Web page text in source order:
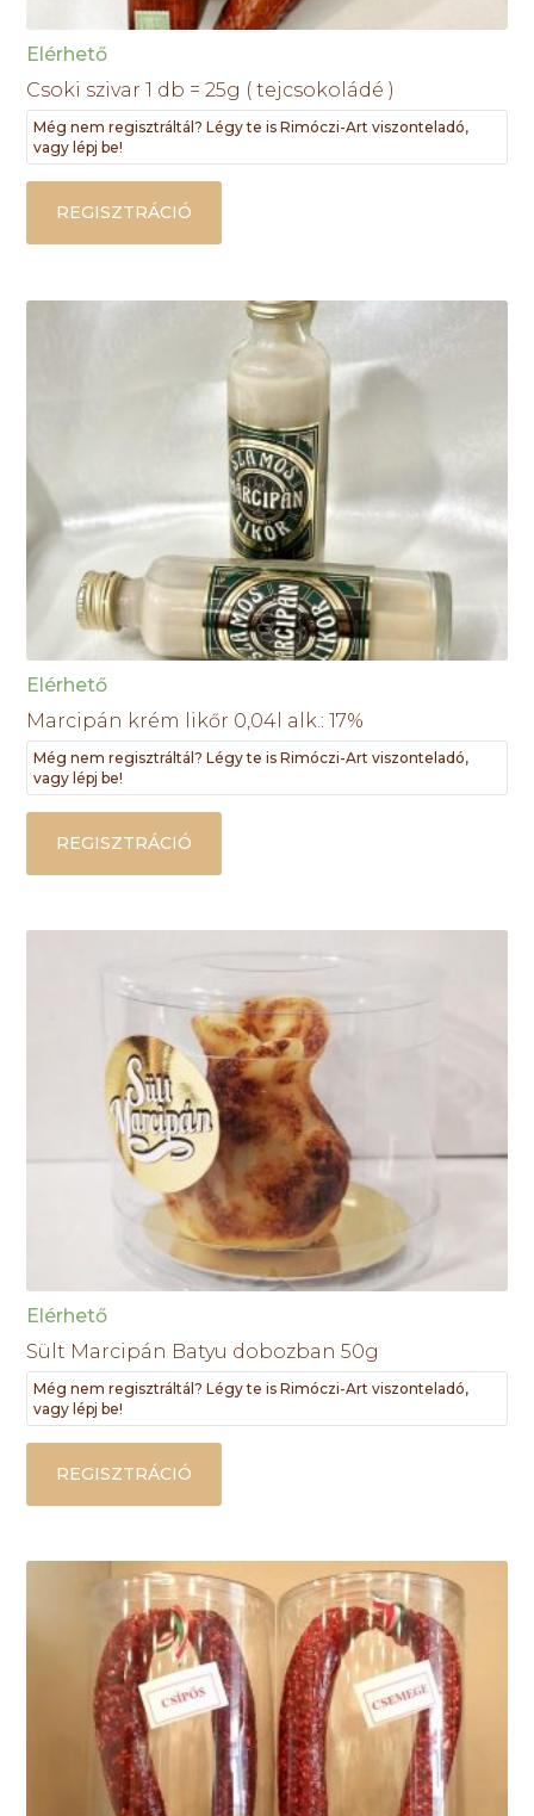
Elérhető
Csoki szivar 1 db = 25g ( tejcsokoládé )
Még nem regisztráltál? Légy te is Rimóczi-Art viszonteladó,
vagy lépj be!
REGISZTRÁCIÓ
Elérhető
Marcipán krém likőr 0,04l alk.: 17%
Még nem regisztráltál? Légy te is Rimóczi-Art viszonteladó,
vagy lépj be!
REGISZTRÁCIÓ
Elérhető
Sült Marcipán Batyu dobozban 50g
Még nem regisztráltál? Légy te is Rimóczi-Art viszonteladó,
vagy lépj be!
REGISZTRÁCIÓ